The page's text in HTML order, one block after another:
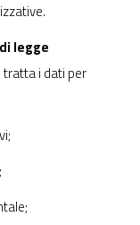
legge
tratta i dati per